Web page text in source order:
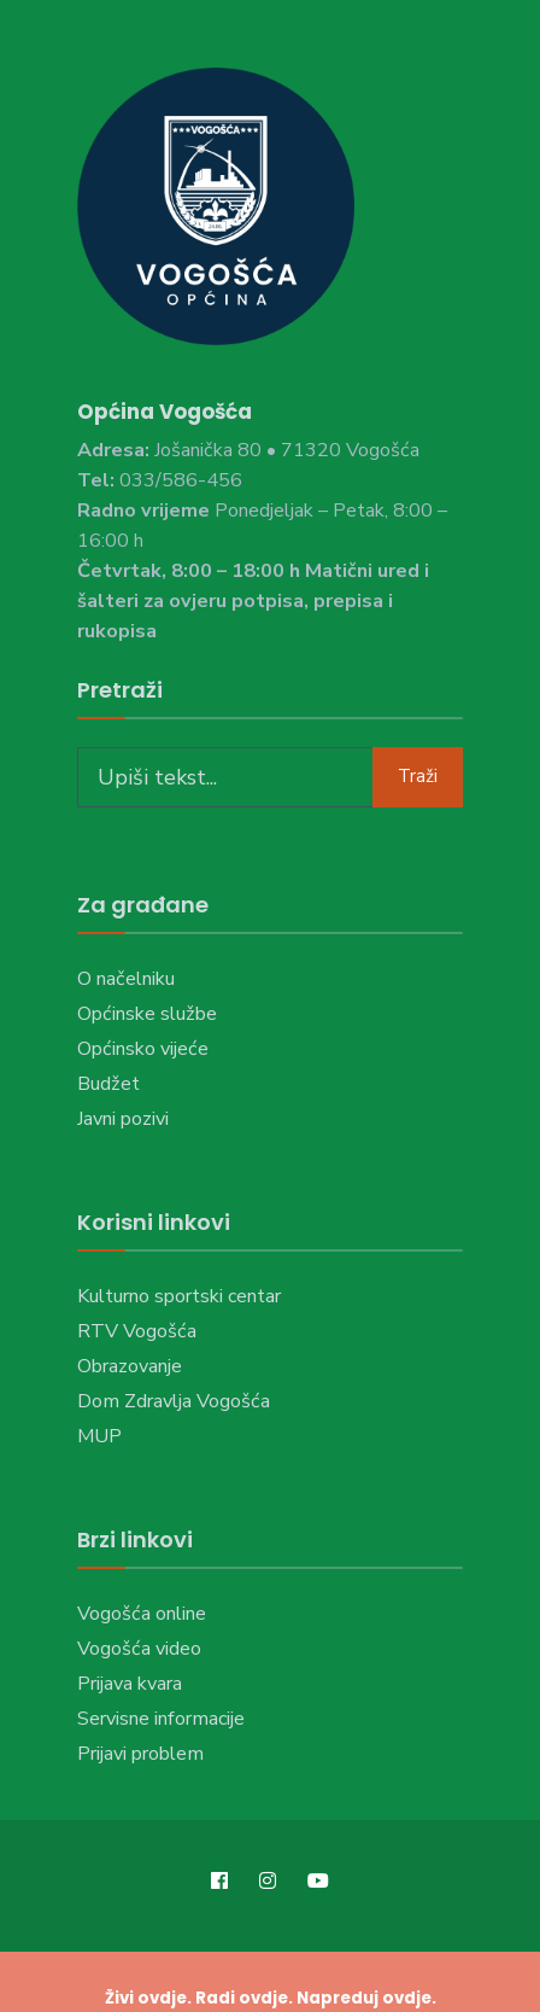
Općina Vogošća
Adresa: Jošanička 80 • 71320 Vogošća
Tel: 033/586-456
Radno vrijeme Ponedjeljak – Petak, 8:00 –
16:00 h
Četvrtak, 8:00 – 18:00 h Matični ured i
šalteri za ovjeru potpisa, prepisa i
rukopisa
Pretraži
for:
Traži
Za građane
O načelniku
Općinske službe
Općinsko vijeće
Budžet
Javni pozivi
Korisni linkovi
Kulturno sportski centar
RTV Vogošća
Obrazovanje
Dom Zdravlja Vogošća
MUP
Brzi linkovi
Vogošća online
Vogošća video
Prijava kvara
Servisne informacije
Prijavi problem
Živi ovdje. Radi ovdje. Napreduj ovdje.